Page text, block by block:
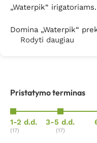
„Waterpik“ irigatoriams.
Domina „Waterpik“
Rodyti daugiau
Pristatymo terminas
1-2 d.d.
(17)
3-5 d.d.
(17)